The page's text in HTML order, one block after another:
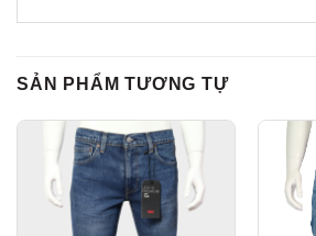
SẢN PHẨM TƯƠNG TỰ